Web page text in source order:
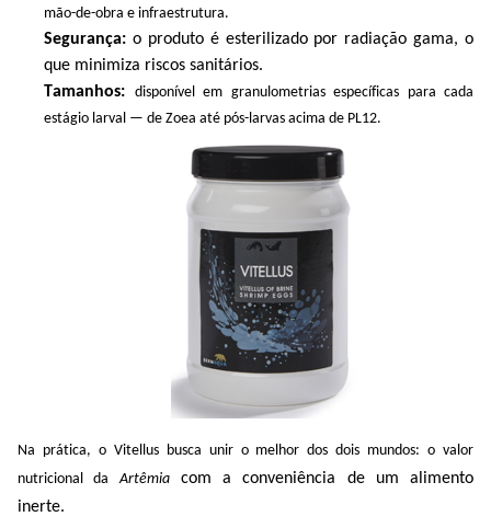
mão-de-obra e infraestrutura.
Segurança: o produto é esterilizado por radiação gama, o
que minimiza riscos sanitários.
Tamanhos: disponível em granulometrias específicas para cada
estágio larval — de Zoea até pós-larvas acima de PL12.
Na prática, o Vitellusbusca unir o melhor dos dois mundos: o valor
nutricional daArtêmiacom a conveniência de um alimento
inerte.